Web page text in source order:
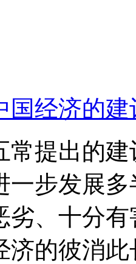
国经济的
常提出的
一步发展
劣、十分
济的彼消